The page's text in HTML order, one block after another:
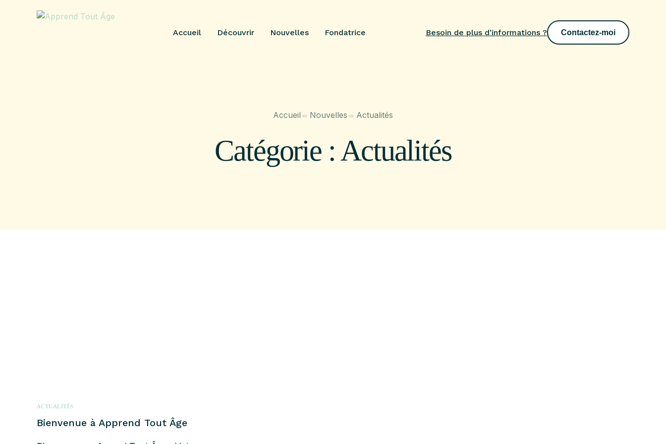
Accueil Découvrir Nouvelles Fondatrice Besoin de plus d'informations ? Contactez-moi
Accueil Nouvelles Actualités
Catégorie :Actualités
ACTUALITÉS
Bienvenue à Apprend Tout Âge